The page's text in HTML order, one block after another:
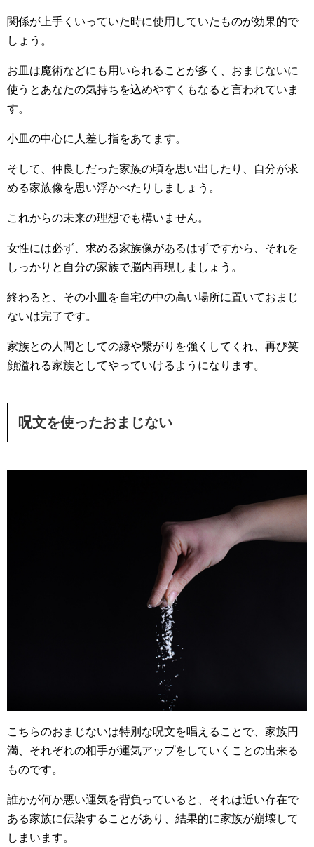
関係が上手くいっていた時に使用していたものが効果的で
しょう。
お皿は魔術などにも用いられることが多く、おまじないに
使うとあなたの気持ちを込めやすくもなると言われていま
す。
小皿の中心に人差し指をあてます。
そして、仲良しだった家族の頃を思い出したり、自分が求
める家族像を思い浮かべたりしましょう。
これからの未来の理想でも構いません。
女性には必ず、求める家族像があるはずですから、それを
しっかりと自分の家族で脳内再現しましょう。
終わると、その小皿を自宅の中の高い場所に置いておまじ
ないは完了です。
家族との人間としての縁や繋がりを強くしてくれ、再び笑
顔溢れる家族としてやっていけるようになります。
呪文を使ったおまじない
こちらのおまじないは特別な呪文を唱えることで、家族円
満、それぞれの相手が運気アップをしていくことの出来る
ものです。
誰かが何か悪い運気を背負っていると、それは近い存在で
ある家族に伝染することがあり、結果的に家族が崩壊して
しまいます。